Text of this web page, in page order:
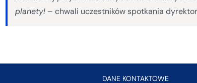
planety!– chwali uczestników spotkania
DANE KONTAKTOWE